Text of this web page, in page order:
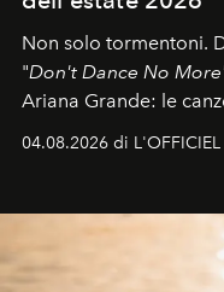
Non solo tormentoni.
"Don't Dance No
Ariana Grande: le
colonna sonora della
04.08.2026 di